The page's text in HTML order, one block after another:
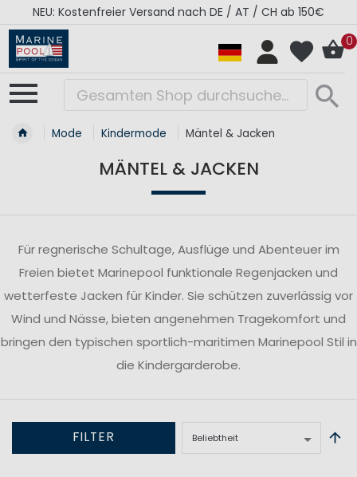
NEU: Kostenfreier Versand nach DE / AT / CH ab 150€
0
Mode Kindermode Mäntel & Jacken
MÄNTEL & JACKEN
Für regnerische Schultage, Ausflüge und Abenteuer im
Freien bietet Marinepool funktionale Regenjacken und
wetterfeste Jacken für Kinder. Sie schützen zuverlässig vor
Wind und Nässe, bieten angenehmen Tragekomfort und
bringen den typischen sportlich-maritimen Marinepool Stil in
die Kindergarderobe.
FILTER